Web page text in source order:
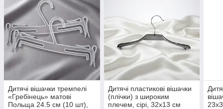
Дитячі вішачки тремпелі
«Гребінець» матові
Польща 24.5 см (10 шт),
Дитячі пластикові вішачки
(плічки) з широким
плечем, сірі, 32х13 см